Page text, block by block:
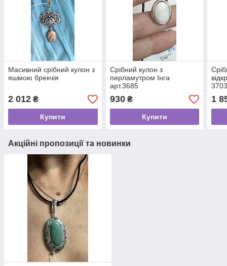
Масивний срібний кулон з
яшмою брекчія
2 012 ₴
Купити
Срібний кулон з
перламутром Інга
арт.3685
930₴
Купити
1
Акційні пропозиції та новинки